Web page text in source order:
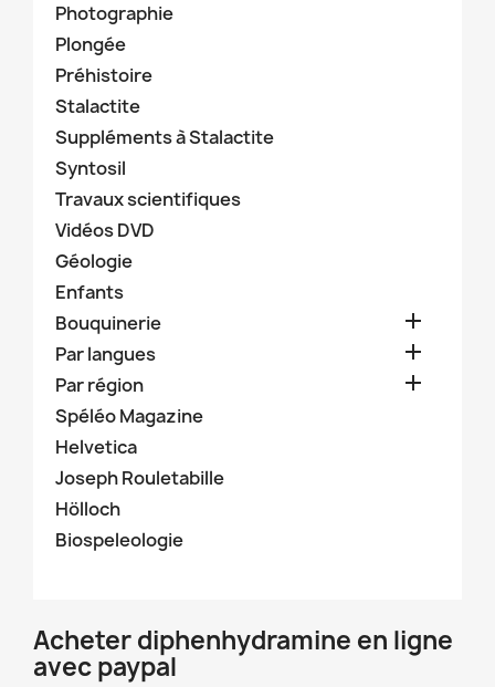
Photographie
Plongée
Préhistoire
Stalactite
Suppléments à Stalactite
Syntosil
Travaux scientifiques
Vidéos DVD
Géologie
Enfants
Bouquinerie

Par langues 
Par région 
Spéléo Magazine
Helvetica
Joseph Rouletabille
Hölloch
Biospeleologie
Acheter diphenhydramine en ligne
avec paypal